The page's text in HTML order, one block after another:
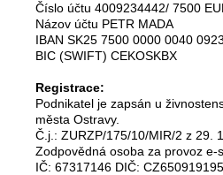
Číslo účtu 4009234442/ 7500
Názov účtu PETR MADA
IBAN SK25 7500 0000 0040
BIC (SWIFT) CEKOSKBX
Registrace:
Podnikatel je zapsán u
města Ostravy.
Č.j.: ZURZP/175/10/MIR/2 z 29.
Zodpovědná osoba za provoz e-
IČ: 67317146 DIČ: